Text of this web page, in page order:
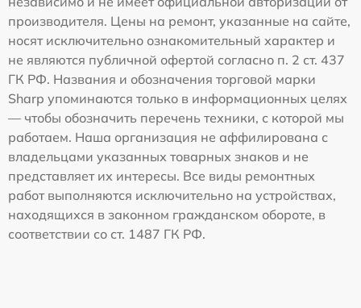
производителя. Цены на ремонт, указанные на сайте,
носят исключительно ознакомительный характер и
не являются публичной офертой согласно п. 2 ст. 437
ГК РФ. Названия и обозначения торговой марки
Sharp упоминаются только в информационных целях
— чтобы обозначить перечень техники, с которой мы
работаем. Наша организация не аффилирована с
владельцами указанных товарных знаков и не
представляет их интересы. Все виды ремонтных
работ выполняются исключительно на устройствах,
находящихся в законном гражданском обороте, в
соответствии со ст. 1487 ГК РФ.